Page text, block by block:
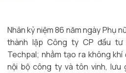
Nhân kỷ niệm 86 năm ngày Phụ
thành lập Công ty CP đầu
Techpal; nhằm tạo ra không
nội bộ công ty và tôn vinh, lưu